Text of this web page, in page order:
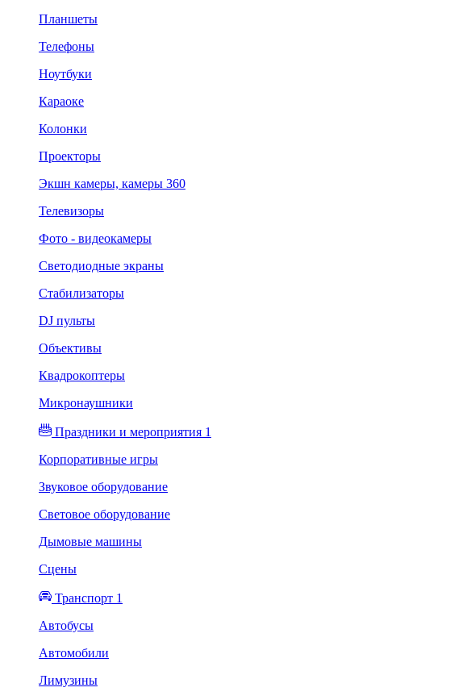
Планшеты
Телефоны
Ноутбуки
Караоке
Колонки
Проекторы
Экшн камеры, камеры 360
Телевизоры
Фото - видеокамеры
Светодиодные экраны
Стабилизаторы
DJ пульты
Объективы
Квадрокоптеры
Микронаушники
Праздники и мероприятия 1
Корпоративные игры
Звуковое оборудование
Световое оборудование
Дымовые машины
Сцены
Транспорт 1
Автобусы
Автомобили
Лимузины